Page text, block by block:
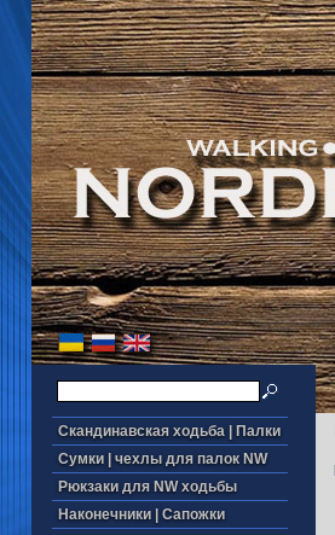
Скандинавская ходьба | Палки
Сумки | чехлы для палок NW
Рюкзаки для NW ходьбы
Наконечники | Сапожки